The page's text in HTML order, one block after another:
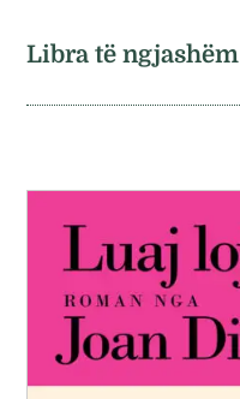
Libra të ngjashëm